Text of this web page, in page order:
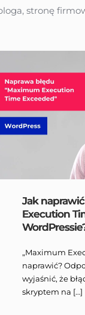
stronę
Jak
Execution
„Maximum
naprawić?
wyjaśnić, że
skryptem na […]